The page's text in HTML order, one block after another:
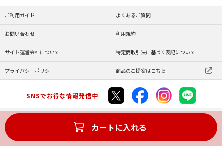
カートに入れる
ご利用ガイド よくあるご質問
お問い合わせ 利用規約
サイト運営会社について 特定商取引法に基づく表記について
プライバシーポリシー 商品のご提案はこちら
SNSでお得な情報発信中